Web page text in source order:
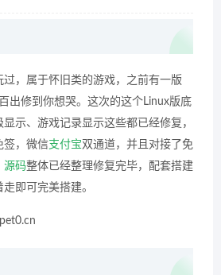
，属于怀旧类的游戏，之前有一版
出修到你想哭。这次的这个Linux版底
示、游戏记录显示这些都已经修复，
签，微信支付宝双通道，并且对接了免
源码整体已经整理修复完毕，配套搭建
即可完美搭建。